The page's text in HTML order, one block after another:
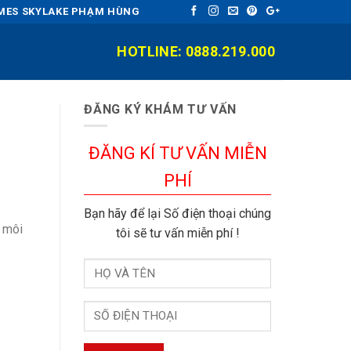
SKYLAKE PHẠM HÙNG
HOTLINE: 0888.219.000
ĐĂNG KÝ KHÁM TƯ VẤN
ĐĂNG KÍ TƯ VẤN MIỄN
PHÍ
Bạn hãy để lại Số điện thoại chúng
tôi sẽ tư vấn miễn phí !